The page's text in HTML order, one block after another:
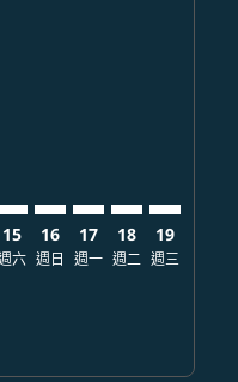
15
六
16
週日
17
週一
18
週二
19
週三